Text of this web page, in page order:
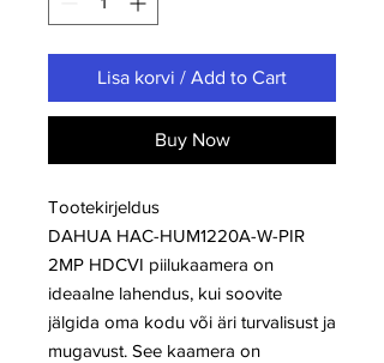
Lisa korvi / Add to Cart
Buy Now
Tootekirjeldus
DAHUA HAC-HUM1220A-W-PIR
2MP HDCVI piilukaamera on
ideaalne lahendus, kui soovite
jälgida oma kodu või äri turvalisust ja
mugavust. See kaamera on